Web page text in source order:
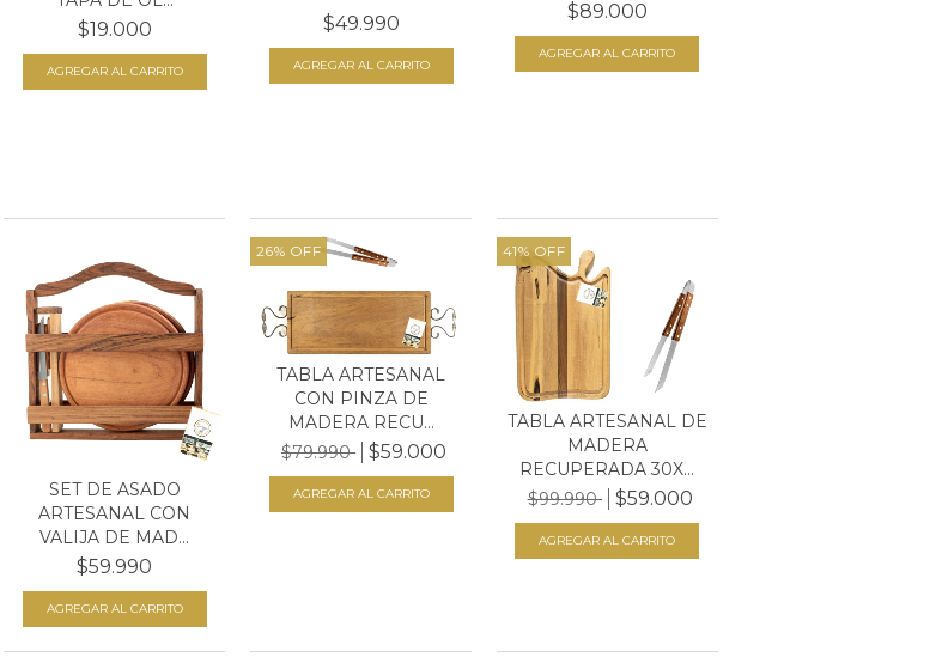
$19.000 $49.990
$89.000
SET DE ASADO
ARTESANAL CON
VALIJA DE MAD...
$59.990
26% OFF
TABLA ARTESANAL
CON PINZA DE
MADERA RECU...
$79.990
$59.000
41% OFF
TABLA ARTESANAL DE
MADERA
RECUPERADA 30X...
$99.990
$59.000
AGREGAR AL CARRITO